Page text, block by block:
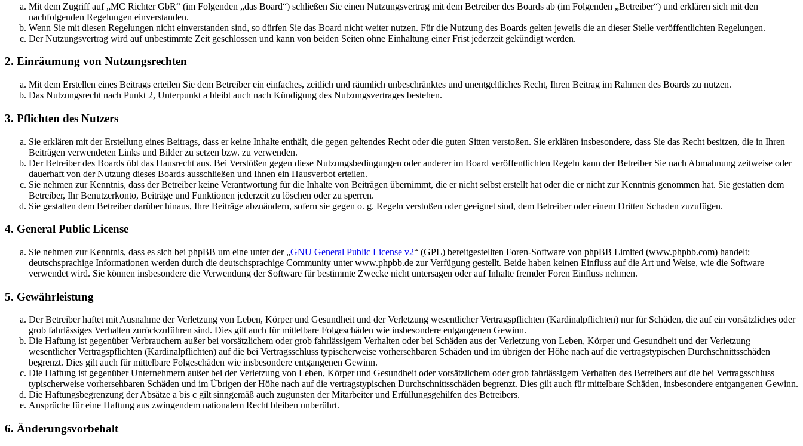
Mit dem Zugriff auf „MC Richter GbR“ (im Folgenden „das Board“) schließen Sie einen Nutzungsvertrag mit dem Betreiber des Boards ab (im Folgenden „Betreiber“) und erklären sich mit den
nachfolgenden Regelungen einverstanden.
Wenn Sie mit diesen Regelungen nicht einverstanden sind, so dürfen Sie das Board nicht weiter nutzen. Für die Nutzung des Boards gelten jeweils die an dieser Stelle veröffentlichten Regelungen.
Der Nutzungsvertrag wird auf unbestimmte Zeit geschlossen und kann von beiden Seiten ohne Einhaltung einer Frist jederzeit gekündigt werden.
2. Einräumung von Nutzungsrechten
Mit dem Erstellen eines Beitrags erteilen Sie dem Betreiber ein einfaches, zeitlich und räumlich unbeschränktes und unentgeltliches Recht, Ihren Beitrag im Rahmen des Boards zu nutzen.
Das Nutzungsrecht nach Punkt 2, Unterpunkt a bleibt auch nach Kündigung des Nutzungsvertrages bestehen.
3. Pflichten des Nutzers
Sie erklären mit der Erstellung eines Beitrags, dass er keine Inhalte enthält, die gegen geltendes Recht oder die guten Sitten verstoßen. Sie erklären insbesondere, dass Sie das Recht besitzen, die in Ihren
Beiträgen verwendeten Links und Bilder zu setzen bzw. zu verwenden.
Der Betreiber des Boards übt das Hausrecht aus. Bei Verstößen gegen diese Nutzungsbedingungen oder anderer im Board veröffentlichten Regeln kann der Betreiber Sie nach Abmahnung zeitweise oder
dauerhaft von der Nutzung dieses Boards ausschließen und Ihnen ein Hausverbot erteilen.
Sie nehmen zur Kenntnis, dass der Betreiber keine Verantwortung für die Inhalte von Beiträgen übernimmt, die er nicht selbst erstellt hat oder die er nicht zur Kenntnis genommen hat. Sie gestatten dem
Betreiber, Ihr Benutzerkonto, Beiträge und Funktionen jederzeit zu löschen oder zu sperren.
Sie gestatten dem Betreiber darüber hinaus, Ihre Beiträge abzuändern, sofern sie gegen o. g. Regeln verstoßen oder geeignet sind, dem Betreiber oder einem Dritten Schaden zuzufügen.
4. General Public License
Sie nehmen zur Kenntnis, dass es sich bei phpBB um eine unter der „GNU General Public License v2“ (GPL) bereitgestellten Foren-Software von phpBB Limited (www.phpbb.com) handelt;
deutschsprachige Informationen werden durch die deutschsprachige Community unter www.phpbb.de zur Verfügung gestellt. Beide haben keinen Einfluss auf die Art und Weise, wie die Software
verwendet wird. Sie können insbesondere die Verwendung der Software für bestimmte Zwecke nicht untersagen oder auf Inhalte fremder Foren Einfluss nehmen.
5. Gewährleistung
Der Betreiber haftet mit Ausnahme der Verletzung von Leben, Körper und Gesundheit und der Verletzung wesentlicher Vertragspflichten (Kardinalpflichten) nur für Schäden, die auf ein vorsätzliches oder
grob fahrlässiges Verhalten zurückzuführen sind. Dies gilt auch für mittelbare Folgeschäden wie insbesondere entgangenen Gewinn.
Die Haftung ist gegenüber Verbrauchern außer bei vorsätzlichem oder grob fahrlässigem Verhalten oder bei Schäden aus der Verletzung von Leben, Körper und Gesundheit und der Verletzung
wesentlicher Vertragspflichten (Kardinalpflichten) auf die bei Vertragsschluss typischerweise vorhersehbaren Schäden und im übrigen der Höhe nach auf die vertragstypischen Durchschnittsschäden
begrenzt. Dies gilt auch für mittelbare Folgeschäden wie insbesondere entgangenen Gewinn.
Die Haftung ist gegenüber Unternehmern außer bei der Verletzung von Leben, Körper und Gesundheit oder vorsätzlichem oder grob fahrlässigem Verhalten des Betreibers auf die bei Vertragsschluss
typischerweise vorhersehbaren Schäden und im Übrigen der Höhe nach auf die vertragstypischen Durchschnittsschäden begrenzt. Dies gilt auch für mittelbare Schäden, insbesondere entgangenen Gewinn.
Die Haftungsbegrenzung der Absätze a bis c gilt sinngemäß auch zugunsten der Mitarbeiter und Erfüllungsgehilfen des Betreibers.
Ansprüche für eine Haftung aus zwingendem nationalem Recht bleiben unberührt.
6. Änderungsvorbehalt